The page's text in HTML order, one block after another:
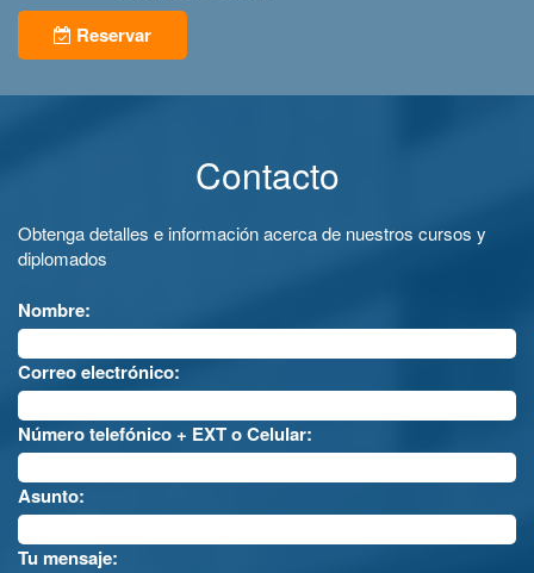
Reservar
Contacto
Obtenga detalles e información acerca de nuestros cursos y
diplomados
Nombre:
Correo electrónico:
Número telefónico + EXT o Celular:
Asunto:
Tu mensaje: